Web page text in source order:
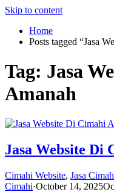
Skip to content
Home
Posts tagged “Jasa
Tag: Jasa
Amanah
Jasa Website Di
Cimahi Website, Jasa
Cimahi·October 14, 2025